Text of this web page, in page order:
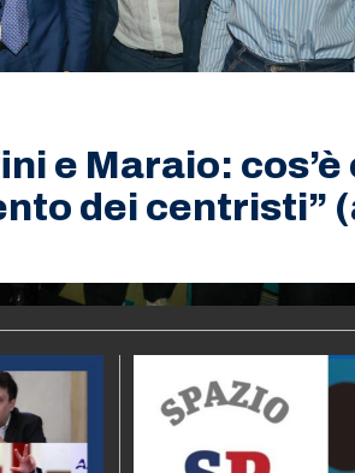
e Maraio: cos’è
dei centristi”